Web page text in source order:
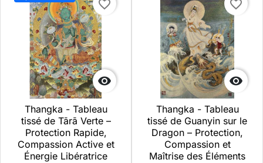

favorite_border
Thangka - Tableau
tissé de Tārā Verte –
Protection Rapide,
Compassion Active et
Énergie Libératrice

favorite_border
Thangka - Tableau
tissé de Guanyin sur le
Dragon – Protection,
Compassion et
Maîtrise des Éléments